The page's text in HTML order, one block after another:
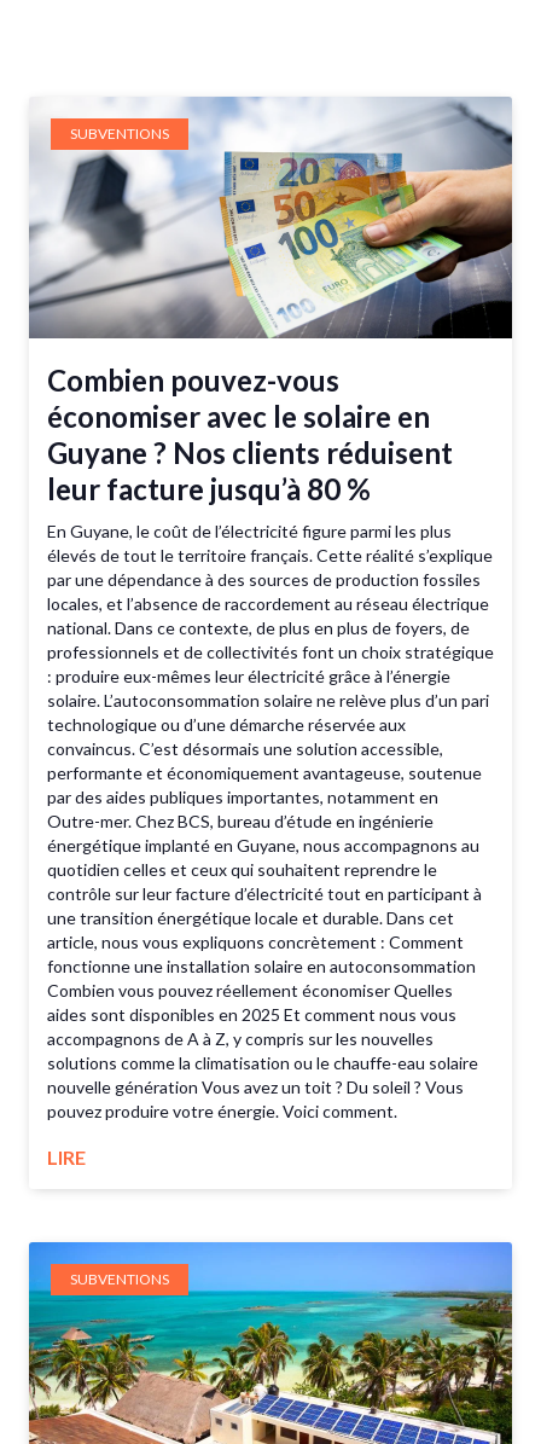
SUBVENTIONS
Combien pouvez-vous
économiser avec le solaire en
Guyane ? Nos clients réduisent
leur facture jusqu’à 80 %
En Guyane, le coût de l’électricité figure parmi les plus
élevés de tout le territoire français. Cette réalité s’explique
par une dépendance à des sources de production fossiles
locales, et l’absence de raccordement au réseau électrique
national. Dans ce contexte, de plus en plus de foyers, de
professionnels et de collectivités font un choix stratégique
: produire eux-mêmes leur électricité grâce à l’énergie
solaire. L’autoconsommation solaire ne relève plus d’un pari
technologique ou d’une démarche réservée aux
convaincus. C’est désormais une solution accessible,
performante et économiquement avantageuse, soutenue
par des aides publiques importantes, notamment en
Outre-mer. Chez BCS, bureau d’étude en ingénierie
énergétique implanté en Guyane, nous accompagnons au
quotidien celles et ceux qui souhaitent reprendre le
contrôle sur leur facture d’électricité tout en participant à
une transition énergétique locale et durable. Dans cet
article, nous vous expliquons concrètement : Comment
fonctionne une installation solaire en autoconsommation
Combien vous pouvez réellement économiser Quelles
aides sont disponibles en 2025 Et comment nous vous
accompagnons de A à Z, y compris sur les nouvelles
solutions comme la climatisation ou le chauffe-eau solaire
nouvelle génération Vous avez un toit ? Du soleil ? Vous
pouvez produire votre énergie. Voici comment.
LIRE
SUBVENTIONS